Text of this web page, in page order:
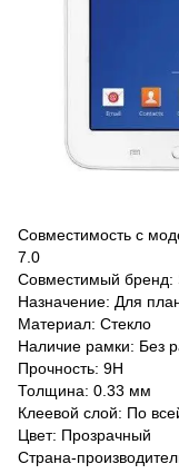
Совместимость с
7.0
Совместимый бренд:
Назначение: Для
Материал: Стекло
Наличие рамки: Без
Прочность: 9H
Толщина: 0.33 мм
Клеевой слой: По
Цвет: Прозрачный
Страна-